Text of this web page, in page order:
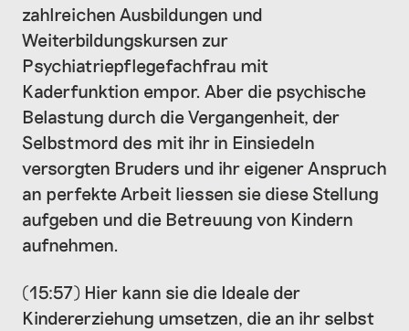
zahlreichen Ausbildungen und
Weiterbildungskursen zur
Psychiatriepflegefachfrau mit
Kaderfunktion empor. Aber die psychische
Belastung durch die Vergangenheit, der
Selbstmord des mit ihr in Einsiedeln
versorgten Bruders und ihr eigener Anspruch
an perfekte Arbeit liessen sie diese Stellung
aufgeben und die Betreuung von Kindern
aufnehmen.
(15:57) Hier kann sie die Ideale der
Kindererziehung umsetzen, die an ihr selbst